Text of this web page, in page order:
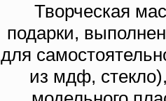
Творческая
подарки,
для
из мдф,